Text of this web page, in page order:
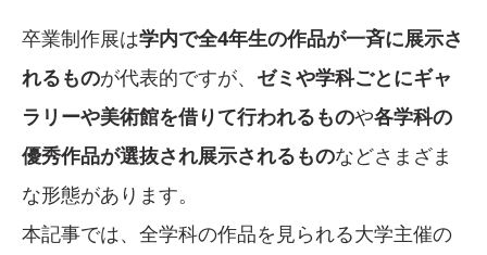
卒業制作展は学内で全4年生の作品が一斉に展示さ
れるものが代表的ですが、 ゼミや学科ごとにギャ
ラリーや美術館を借りて行われるものや各学科の
優秀作品が選抜され展示されるものなどさまざま
な形態があります。
本記事では、全学科の作品を見られる大学主催の